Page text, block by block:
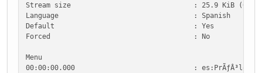
Stream size : 25.9 KiB (0%)
Language : Spanish
Default : Yes
Forced : No
Menu
00:00:00.000 : es:PrÃƒÂ³logo